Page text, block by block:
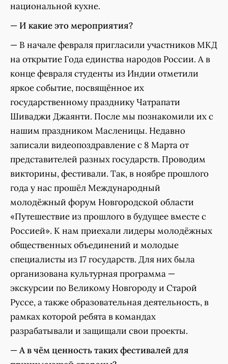
национальной кухне.
— И какие это мероприятия?
— В начале февраля пригласили участников МКД
на открытие Года единства народов России. А в
конце февраля студенты из Индии отметили
яркое событие, посвящённое их
государственному празднику Чатрапати
Шиваджи Джаянти. После мы познакомили их с
нашим праздником Масленицы. Недавно
записали видеопоздравление с 8 Марта от
представителей разных государств. Проводим
викторины, фестивали. Так, в ноябре прошлого
года у нас прошёл Международный
молодёжный форум Новгородской области
«Путешествие из прошлого в будущее вместе с
Россией». К нам приехали лидеры молодёжных
общественных объединений и молодые
специалисты из 17 государств. Для них была
организована культурная программа —
экскурсии по Великому Новгороду и Старой
Руссе, а также образовательная деятельность, в
рамках которой ребята в командах
разрабатывали и защищали свои проекты.
—А в чём ценность таких фестивалей для